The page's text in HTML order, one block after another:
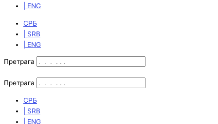
| ENG
СРБ
| SRB
| ENG
Претрага
Претрага
СРБ
| SRB
| ENG